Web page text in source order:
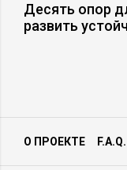
Десять опор
развить
О ПРОЕКТЕ F.A.Q.